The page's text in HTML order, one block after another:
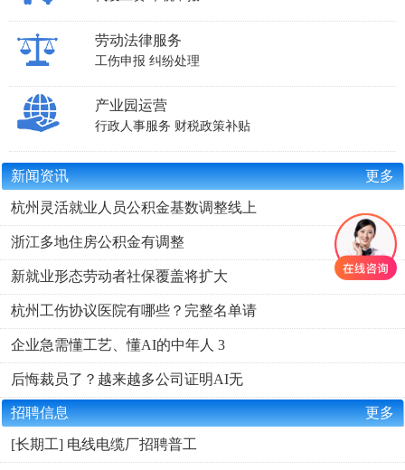
劳动法律服务
工伤申报 纠纷处理
产业园运营
行政人事服务 财税政策补贴
新闻资讯 更多
杭州灵活就业人员公积金基数调整线上
浙江多地住房公积金有调整
新就业形态劳动者社保覆盖将扩大
杭州工伤协议医院有哪些？完整名单请
企业急需懂工艺、懂AI的中年人 3
后悔裁员了？越来越多公司证明AI无
招聘信息 更多
[长期工] 电线电缆厂招聘普工